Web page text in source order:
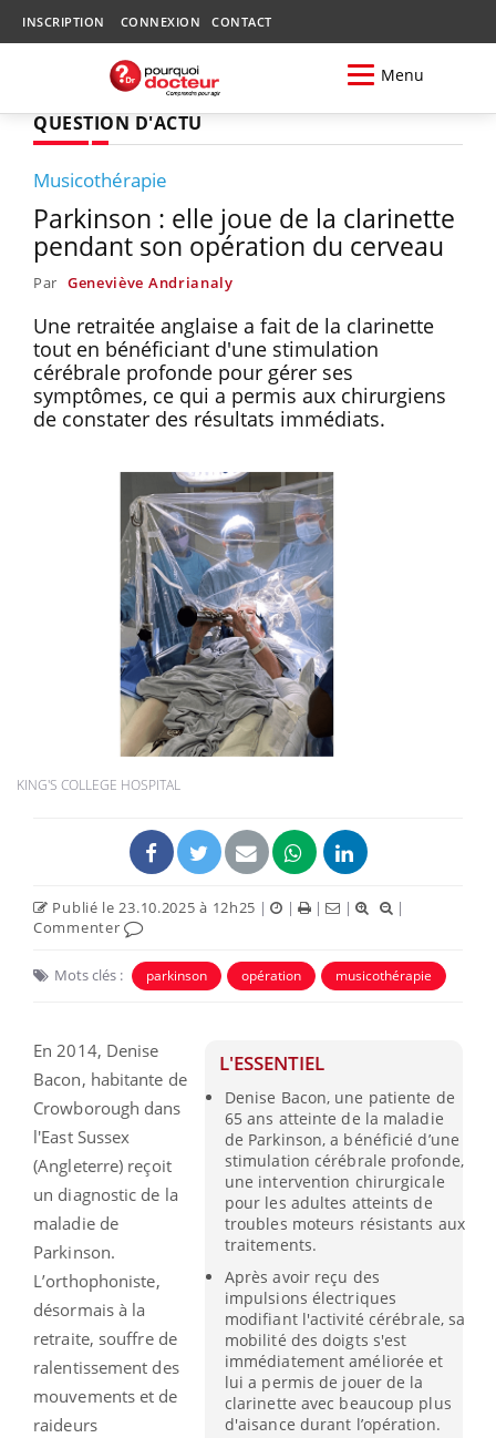
INSCRIPTION CONNEXION CONTACT
Menu
QUESTION D'ACTU
Musicothérapie
Parkinson : elle joue de la clarinette
pendant son opération du cerveau
Par Geneviève Andrianaly
Une retraitée anglaise a fait de la clarinette
tout en bénéficiant d'une stimulation
cérébrale profonde pour gérer ses
symptômes, ce qui a permis aux chirurgiens
de constater des résultats immédiats.
KING'S COLLEGE HOSPITAL
Publié le 23.10.2025 à 12h25 | | | |
|
Commenter
Mots clés : parkinson opération musicothérapie
L'ESSENTIEL
Denise Bacon, une patiente de
65 ans atteinte de la maladie
de Parkinson, a bénéficié d’une
stimulation cérébrale profonde,
une intervention chirurgicale
pour les adultes atteints de
troubles moteurs résistants aux
traitements.
Après avoir reçu des
impulsions électriques
modifiant l'activité cérébrale, sa
mobilité des doigts s'est
immédiatement améliorée et
lui a permis de jouer de la
clarinette avec beaucoup plus
d'aisance durant l’opération.
En 2014, Denise
Bacon, habitante de
Crowborough dans
l'East Sussex
(Angleterre) reçoit
un diagnostic de la
maladie de
Parkinson.
L’orthophoniste,
désormais à la
retraite, souffre de
ralentissement des
mouvements et de
raideurs